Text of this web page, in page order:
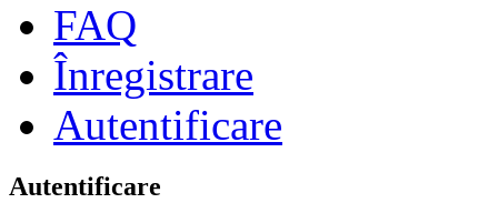
FAQ
Înregistrare
Autentificare
Autentificare